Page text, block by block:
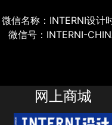
微信名称：INTERNI设计
微信号：INTERNI-
网上商城